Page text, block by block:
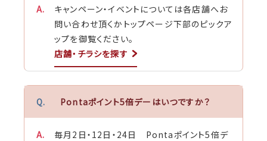
キャンペーン・イベントについては各店舗へお
問い合わせ頂くかトップページ下部のピックア
ップを御覧ください。
店舗・チラシを探す
Pontaポイント5倍デーはいつですか？
毎月2日・12日・24日 Pontaポイント5倍デ